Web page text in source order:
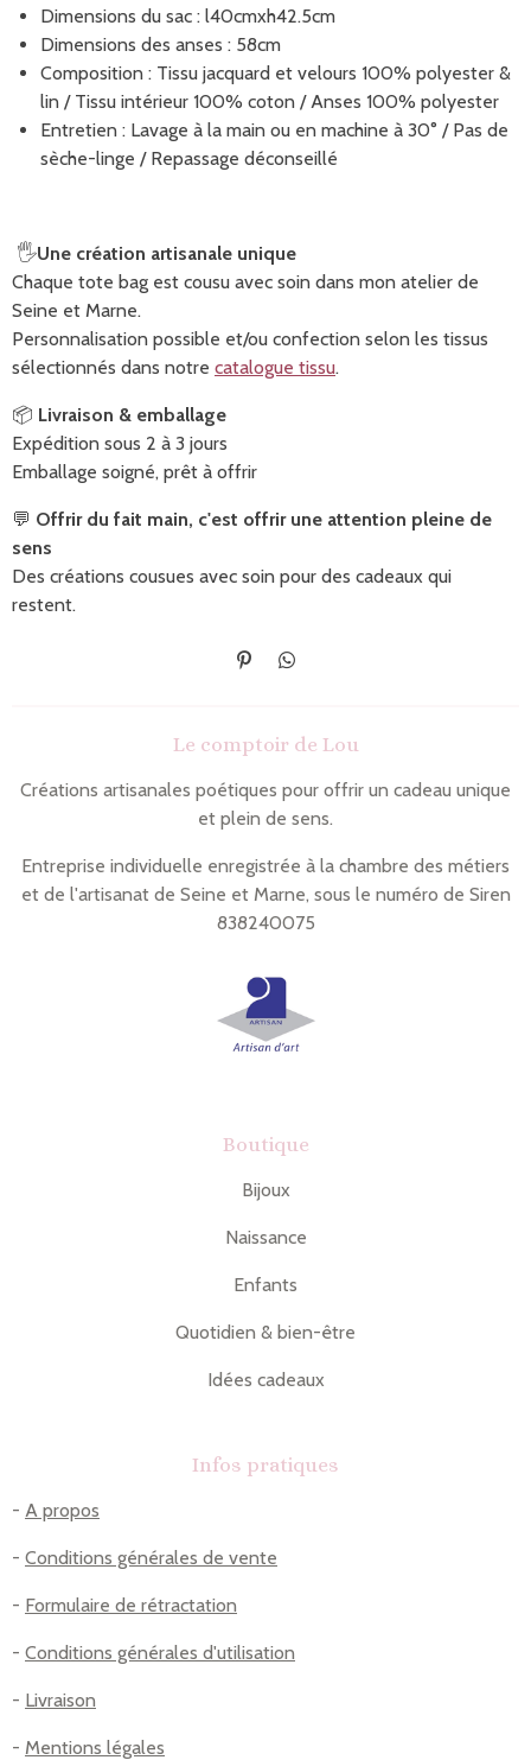
Dimensions du sac : l40cmxh42.5cm
Dimensions des anses : 58cm
Composition : Tissu jacquard et velours 100% polyester &
lin / Tissu intérieur 100% coton / Anses 100% polyester
Entretien : Lavage à la main ou en machine à 30° / Pas de
sèche-linge / Repassage déconseillé
🖐️Une création artisanale unique
Chaque tote bag est cousu avec soin dans mon atelier de
Seine et Marne.
Personnalisation possible et/ou confection selon les tissus
sélectionnés dans notre catalogue tissu.
📦 Livraison & emballage
Expédition sous 2 à 3 jours
Emballage soigné, prêt à offrir
💬 Offrir du fait main, c'est offrir une attention pleine de
sens
Des créations cousues avec soin pour des cadeaux qui
restent.
É
g
l
r
P
a
r
Le comptoir de Lou
Créations artisanales poétiques pour offrir un cadeau unique
et plein de sens.
Entreprise individuelle enregistrée à la chambre des métiers
et de l'artisanat de Seine et Marne, sous le numéro de Siren
838240075
Boutique
Bijoux
Naissance
Enfants
Quotidien & bien-être
Idées cadeaux
Infos pratiques
- A propos
- Conditions générales de vente
- Formulaire de rétractation
- Conditions générales d'utilisation
- Livraison
- Mentions légales